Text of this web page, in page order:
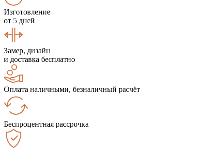
Изготовление
от 5 дней
Замер, дизайн
и доставка бесплатно
Оплата наличными, безналичный расчёт
Беспроцентная рассрочка